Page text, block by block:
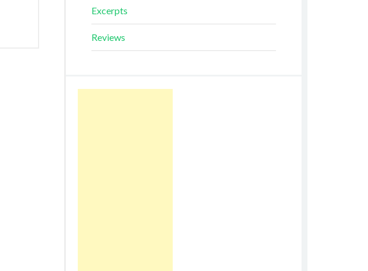
Excerpts
Reviews